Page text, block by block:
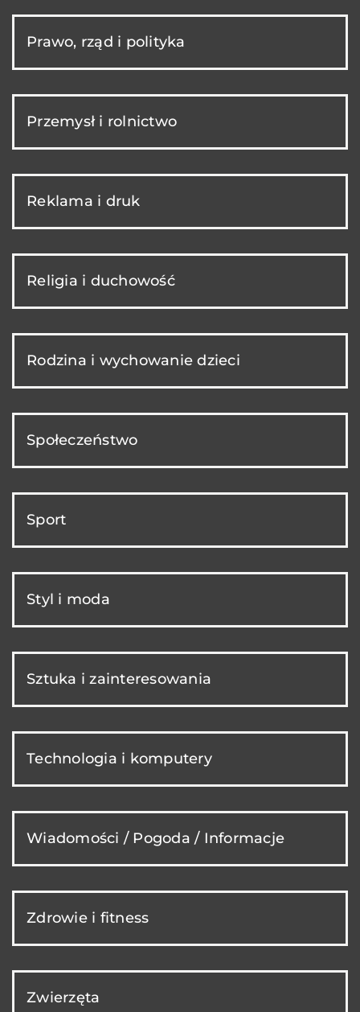
Prawo, rząd i polityka
Przemysł i rolnictwo
Reklama i druk
Religia i duchowość
Rodzina i wychowanie dzieci
Społeczeństwo
Sport
Styl i moda
Sztuka i zainteresowania
Technologia i komputery
Wiadomości / Pogoda / Informacje
Zdrowie i fitness
Zwierzęta